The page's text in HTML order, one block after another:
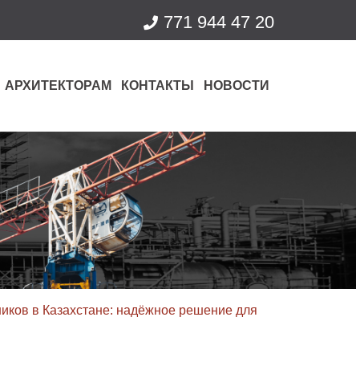
771 944 47 20
АРХИТЕКТОРАМ КОНТАКТЫ НОВОСТИ
в Казахстане: надёжное решение для